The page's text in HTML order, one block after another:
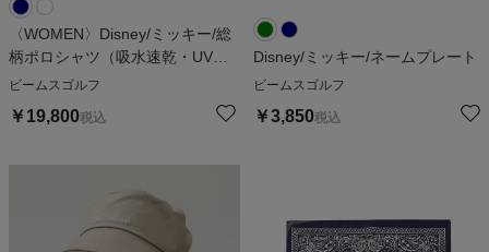
〈WOMEN〉Disney/ミッキー/総
柄ポロシャツ（吸水速乾・UVカ
ット）
ビームスゴルフ
￥ 19,800税込
Disney/ミッキー/ネームプレート
ビームスゴルフ
￥3,850税込